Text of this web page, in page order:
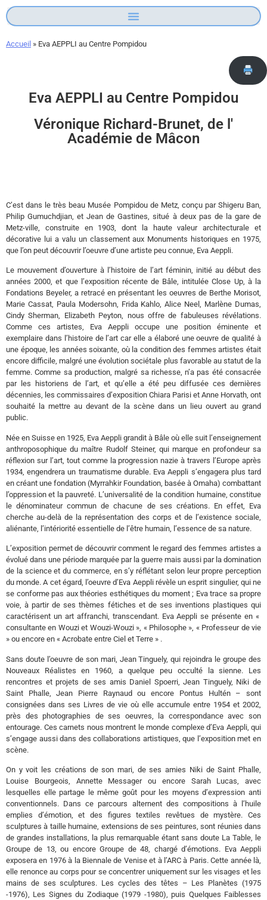
Accueil » Eva AEPPLI au Centre Pompidou
Eva AEPPLI au Centre Pompidou
Véronique Richard-Brunet, de l'
Académie de Mâcon
C’est dans le très beau Musée Pompidou de Metz, conçu par Shigeru Ban,
Philip Gumuchdjian, et Jean de Gastines, situé à deux pas de la gare de
Metz-ville, construite en 1903, dont la haute valeur architecturale et
décorative lui a valu un classement aux Monuments historiques en 1975,
que l’on peut découvrir l’oeuvre d’une artiste peu connue, Eva Aeppli.
Le mouvement d’ouverture à l’histoire de l’art féminin, initié au début des
années 2000, et que l’exposition récente de Bâle, intitulée Close Up, à la
Fondations Beyeler, a retracé en présentant les oeuvres de Berthe Morisot,
Marie Cassat, Paula Modersohn, Frida Kahlo, Alice Neel, Marlène Dumas,
Cindy Sherman, Elizabeth Peyton, nous offre de fabuleuses révélations.
Comme ces artistes, Eva Aeppli occupe une position éminente et
exemplaire dans l’histoire de l’art car elle a élaboré une oeuvre de qualité à
une époque, les années soixante, où la condition des femmes artistes était
encore difficile, malgré une évolution sociétale plus favorable au statut de la
femme. Comme sa production, malgré sa richesse, n’a pas été consacrée
par les historiens de l’art, et qu’elle a été peu diffusée ces dernières
décennies, les commissaires d’exposition Chiara Parisi et Anne Horvath, ont
souhaité la mettre au devant de la scène dans un lieu ouvert au grand
public.
Née en Suisse en 1925, Eva Aeppli grandit à Bâle où elle suit l’enseignement
anthroposophique du maître Rudolf Steiner, qui marque en profondeur sa
réflexion sur l’art, tout comme la progression nazie à travers l’Europe après
1934, engendrera un traumatisme durable. Eva Aeppli s’engagera plus tard
en créant une fondation (Myrrahkir Foundation, basée à Omaha) combattant
l’oppression et la pauvreté. L’universalité de la condition humaine, constitue
le dénominateur commun de chacune de ses créations. En effet, Eva
cherche au-delà de la représentation des corps et de l’existence sociale,
aliénante, l’intériorité essentielle de l’être humain, l’essence de sa nature.
L’exposition permet de découvrir comment le regard des femmes artistes a
évolué dans une période marquée par la guerre mais aussi par la domination
de la science et du commerce, en s’y réflétant selon leur propre perception
du monde. A cet égard, l’oeuvre d’Eva Aeppli révèle un esprit singulier, qui ne
se conforme pas aux théories esthétiques du moment ; Eva trace sa propre
voie, à partir de ses thèmes fétiches et de ses inventions plastiques qui
caractérisent un art affranchi, transcendant. Eva Aeppli se présente en «
consultante en Wouzi et Wouzi-Wouzi », « Philosophe », « Professeur de vie
» ou encore en « Acrobate entre Ciel et Terre » .
Sans doute l’oeuvre de son mari, Jean Tinguely, qui rejoindra le groupe des
Nouveaux Réalistes en 1960, a quelque peu occulté la sienne. Les
rencontres et projets de ses amis Daniel Spoerri, Jean Tinguely, Niki de
Saint Phalle, Jean Pierre Raynaud ou encore Pontus Hultén – sont
consignées dans ses Livres de vie où elle accumule entre 1954 et 2002,
près des photographies de ses oeuvres, la correspondance avec son
entourage. Ces carnets nous montrent le monde complexe d’Eva Aeppli, qui
s’engage aussi dans des collaborations artistiques, que l’exposition met en
scène.
On y voit les créations de son mari, de ses amies Niki de Saint Phalle,
Louise Bourgeois, Annette Messager ou encore Sarah Lucas, avec
lesquelles elle partage le même goût pour les moyens d’expression anti
conventionnels. Dans ce parcours alternent des compositions à l’huile
emplies d’émotion, et des figures textiles revêtues de mystère. Ces
sculptures à taille humaine, extensions de ses peintures, sont réunies dans
de grandes installations, la plus remarquable étant sans doute La Table, le
Groupe de 13, ou encore Groupe de 48, chargé d’émotions. Eva Aeppli
exposera en 1976 à la Biennale de Venise et à l’ARC à Paris. Cette année là,
elle renonce au corps pour se concentrer uniquement sur les visages et les
mains de ses sculptures. Les cycles des têtes – Les Planètes (1975
-1976), Les Signes du Zodiaque (1979 -1980), puis Quelques Faiblesses